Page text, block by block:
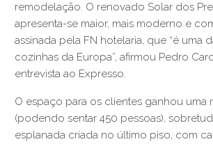
remodelação. O renovado Solar dos
apresenta-se maior, mais moderno e
assinada pela FN hotelaria, que “é uma
cozinhas da Europa”, afirmou Pedro
entrevista ao Expresso.
O espaço para os clientes ganhou uma
(podendo sentar 450 pessoas),
esplanada criada no último piso, com